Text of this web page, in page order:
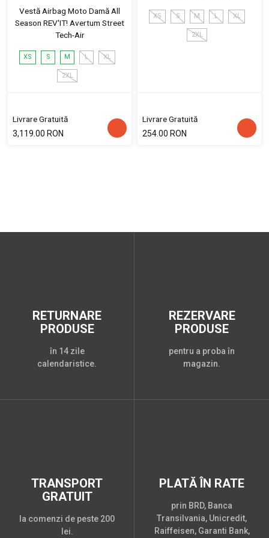
Vestă Airbag Moto Damă All
Season REV'IT! Avertum Street
Tech-Air
XS S M L XL
2XL
Livrare Gratuită
3,119.00 RON
XS S M L XL
2XL
Livrare Gratuită
254.00 RON
RETURNARE
PRODUSE
în 14 zile
calendaristice.
REZERVARE
PRODUSE
pentru a proba în
magazin.
TRANSPORT
GRATUIT
la comenzi de peste 200
lei.
PLATĂ ÎN RATE
prin BRD, Banca
Transilvania, Unicredit,
Raiffeisen, Garanti Bank,